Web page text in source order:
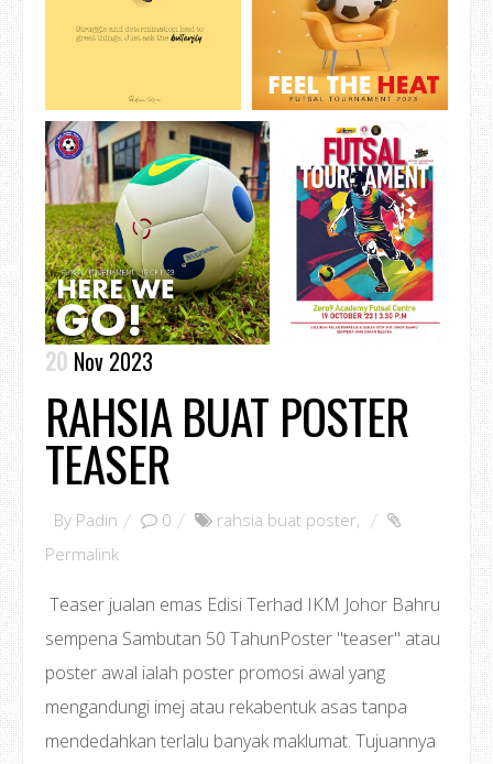
20 Nov 2023
RAHSIA BUAT POSTER
TEASER
By Padin 0 rahsia buat poster,
Permalink
Teaser jualan emas Edisi Terhad IKM Johor Bahru
sempena Sambutan 50 TahunPoster "teaser" atau
poster awal ialah poster promosi awal yang
mengandungi imej atau rekabentuk asas tanpa
mendedahkan terlalu banyak maklumat. Tujuannya